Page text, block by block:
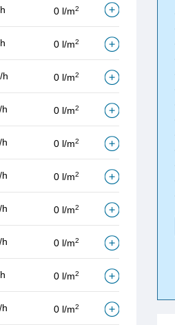
0 l/m2
0 l/m2
h 0 l/m2
h 0 l/m2
h 0 l/m2
h 0 l/m2
h 0 l/m2
h 0 l/m2
0 l/m2
h 0 l/m2